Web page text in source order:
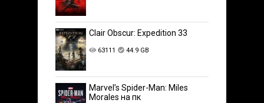
Clair Obscur: Expedition 33
63111 44.9 GB
Marvel’s Spider-Man: Miles
Morales на пк